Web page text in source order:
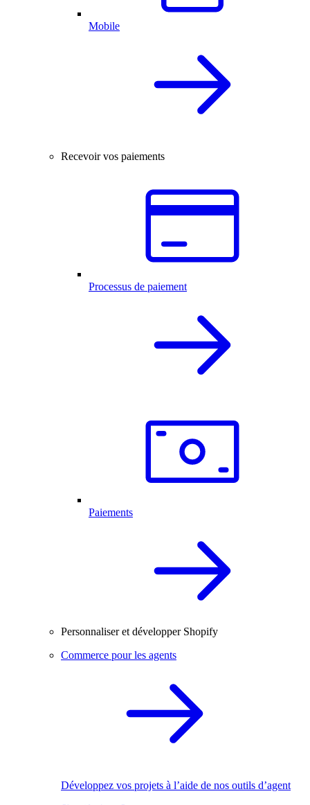
Mobile
Recevoir vos paiements
Processus de paiement
Paiements
Personnaliser et développer Shopify
Commerce pour les agents
Développez vos projets à l’aide de nos outils d’agent